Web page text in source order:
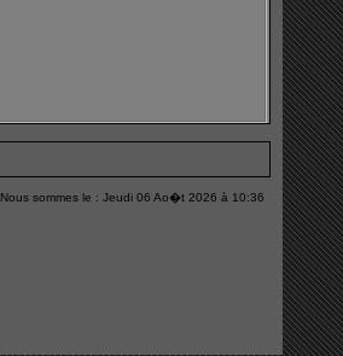
Nous sommes le : Jeudi 06 Ao�t 2026 à 10:36